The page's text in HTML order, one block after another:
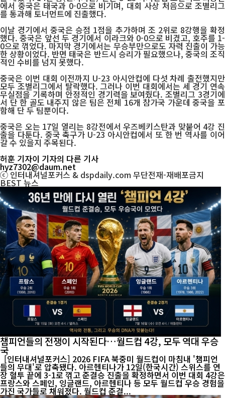
에서 중국은 태국과 0-0으로 비기며, 대회 사상 처음으로 조별리그
를 통과해 토너먼트에 진출했다.
이날 경기에서 중국은 승점 1점을 추가하며 조 2위로 8강행을 확정
했다. 중국은 앞선 두 경기에서 이라크와 0-0으로 비겼고, 호주를 1-
0으로 꺾었다. 마지막 경기에서는 무승부만으로도 자력 진출이 가능
한 상황이었다. 반면 태국은 반드시 승리가 필요했으나, 중국의 조직
적인 수비를 넘지 못했다.
중국은 이번 대회 이전까지 U-23 아시안컵에 다섯 차례 출전했지만
모두 조별리그에서 탈락했다. 그러나 이번 대회에서는 세 경기 연속
무실점을 기록하며 안정적인 경기력을 보여줬다. 조별리그 3경기에
서 단 한 골도 내주지 않은 팀은 전체 16개 참가국 가운데 중국을 포
함해 단 두 팀뿐이다.
중국은 오는 17일 열리는 8강전에서 우즈베키스탄과 맞붙어 4강 진
출을 다툰다. 중국 축구가 U-23 아시안컵에서 또 한 번 역사를 이어
갈 수 있을지 주목된다.
허훈 기자이 기자의 다른 기사
hyz7302@daum.net
ⓒ 인터내셔널포커스 & dspdaily.com 무단전재-재배포금지
BEST뉴스
챔피언들의 전쟁이 시작된다…월드컵 4강, 모두 역대 우승
국
[인터내셔널포커스] 2026 FIFA 북중미 월드컵이 마침내 '챔피언
들의 무대'로 압축됐다. 아르헨티나가 12일(한국시간) 스위스를 연
장 혈투 끝에 3-1로 꺾고 준결승 진출을 확정하면서 이번 대회 4강은
프랑스와 스페인, 잉글랜드, 아르헨티나 등 모두 월드컵 우승 경험을
가진 국가들로 채워졌다. 월드컵 준결...